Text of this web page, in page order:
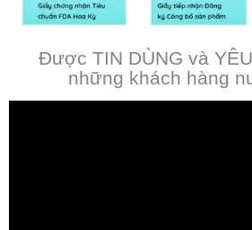
Được TIN DÙNG và
những khách hàng